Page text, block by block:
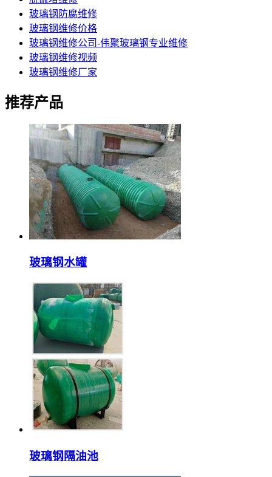
玻璃钢防腐维修
玻璃钢维修价格
玻璃钢维修公司-伟聚玻璃钢专业维修
玻璃钢维修视频
玻璃钢维修厂家
推荐产品
玻璃钢水罐
玻璃钢隔油池